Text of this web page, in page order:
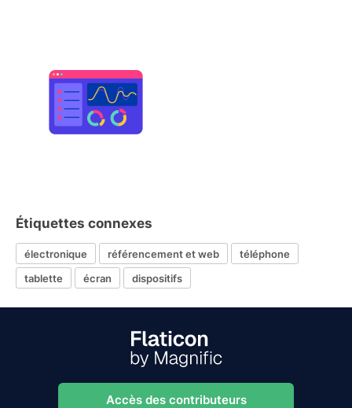
Étiquettes connexes
électronique référencement et web
téléphone
tablette
écran dispositifs
Accès des contributeurs